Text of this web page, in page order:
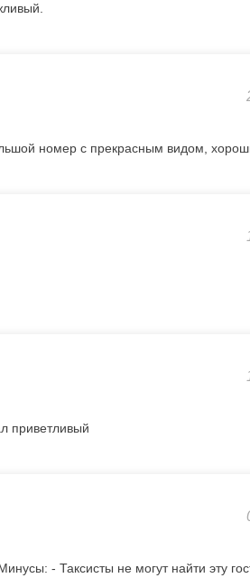
номер с прекрасным видом,
приветливый
- Таксисты не могут найти эту